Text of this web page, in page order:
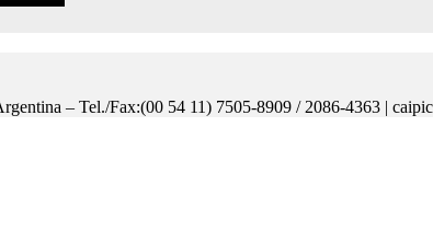
– Tel./Fax:(00 54 11) 7505-8909 / 2086-4363 |